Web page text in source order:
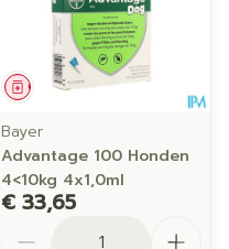
Geneesmiddel
Bayer
Advantage 100 Honden
4<10kg 4x1,0ml
€ 33,65